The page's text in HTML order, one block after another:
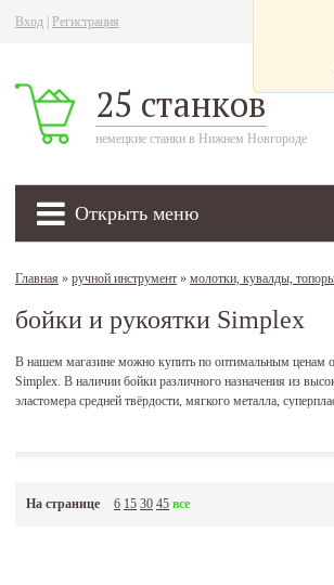
Вход Регистрация
25 станков
немецкие станки в Нижнем Новгороде
Открыть меню
Главная » ручной инструмент » молотки, кувалды,
бойки и рукоятки Simplex
В нашем магазине можно купить по оптимальным ценам
Simplex. В наличии бойки различного назначения из
эластомера средней твёрдости, мягкого металла,
На странице 6 15 30 45 все